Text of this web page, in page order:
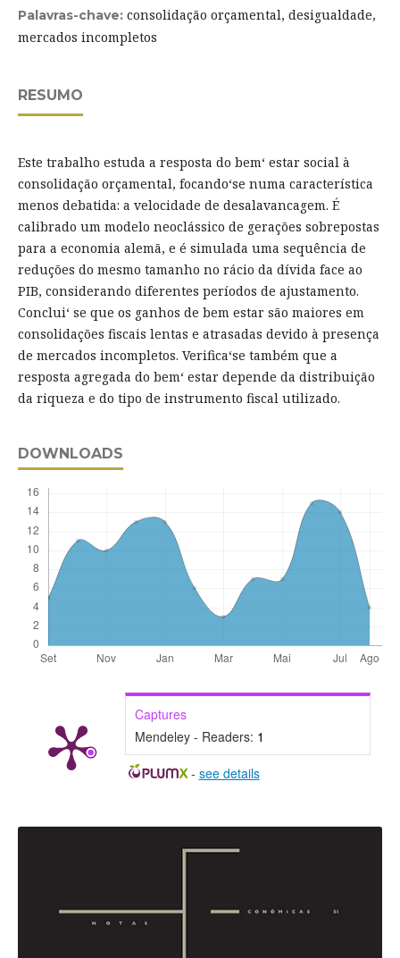
Palavras-chave: consolidação orçamental, desigualdade,
mercados incompletos
RESUMO
Este trabalho estuda a resposta do bem‘ estar social à
consolidação orçamental, focando‘se numa característica
menos debatida: a velocidade de desalavancagem. É
calibrado um modelo neoclássico de gerações sobrepostas
para a economia alemã, e é simulada uma sequência de
reduções do mesmo tamanho no rácio da dívida face ao
PIB, considerando diferentes períodos de ajustamento.
Conclui‘ se que os ganhos de bem estar são maiores em
consolidações fiscais lentas e atrasadas devido à presença
de mercados incompletos. Verifica‘se também que a
resposta agregada do bem‘ estar depende da distribuição
da riqueza e do tipo de instrumento fiscal utilizado.
DOWNLOADS
Captures
Mendeley - Readers: 1
- see details